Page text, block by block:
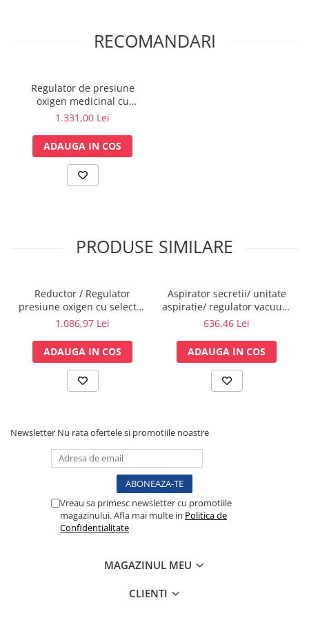
Spirometre
Filtre antibacteriene
Piese bucale
Alte dispozitive respiratorii
Clesti nazali
Investigare si diagnostic
Oglinzi/Lampi frontale
Set ORL/Oftalmo
Lampi examinare
Testare reflexe
Lampi cu infrarosu
Electroencefalografe
Tensiometre
Oftalmoscoape
Otoscoape
Aparate apnee
Aparate aerosoli
RECOMANDARI
Regulator de presiune
oxigen medicinal cu
manometru si cupla DIN -
1.331,00 Lei
ADAUGA IN COS
PRODUSE SIMILARE
Reductor / Regulator
presiune oxigen cu selector
de debit Mediselect II, cu
DIN
1.086,97 Lei
ADAUGA IN COS
Aspirator secretii/ unitate
aspiratie/ regulator vacuum
DIN, AFNOR - MEGASAN
636,46 Lei
ADAUGA IN COS
Newsletter Nu rata ofertele si promotiile noastre
Vreau sa primesc newsletter cu promotiile
magazinului. Afla mai multe in Politica de
Confidentialitate
MAGAZINUL MEU
CLIENTI